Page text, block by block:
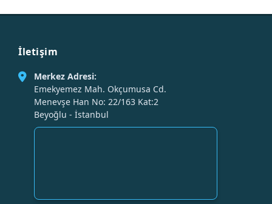
İletişim
Merkez Adresi:
Emekyemez Mah. Okçumusa Cd.
Menevşe Han No: 22/163 Kat:2
Beyoğlu - İstanbul